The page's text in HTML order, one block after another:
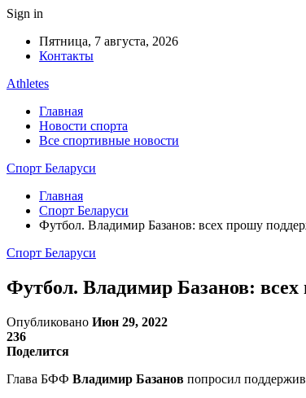
Sign in
Пятница, 7 августа, 2026
Контакты
Athletes
Главная
Новости спорта
Все спортивные новости
Спорт Беларуси
Главная
Спорт Беларуси
Футбол. Владимир Базанов: всех прошу
Спорт Беларуси
Футбол. Владимир Базанов:
Опубликовано Июн 29, 2022
236
Поделится
Глава БФФ Владимир Базанов попросил